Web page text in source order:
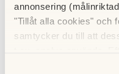
annonsering
"Tillåt alla cookies" och
samtycker du till att